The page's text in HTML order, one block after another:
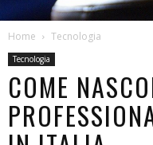
Home Tecnologia
Tecnologia
COME